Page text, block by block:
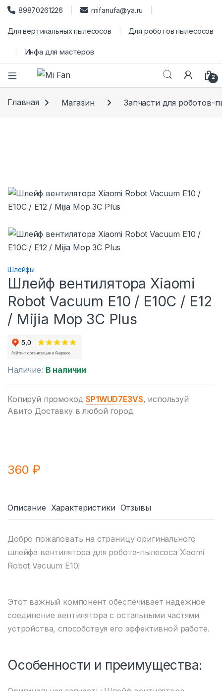
89870261226 mifanufa@ya.ru
Для вертикальных пылесосов Для роботов пылесосов
Инфа для мастеров
2
Главная Магазин Запчасти для роботов-
Шлейфы
Шлейф вентилятора Xiaomi
Robot Vacuum E10 / E10C / E12
/ Mijia Mop 3С Рlus
Наличие: В наличии
Копируй промокодSP1WUD7E3VS, используй
Авито Доставку в любой город
360₽
Описание Характеристики Отзывы
Добро пожаловать на страницу оригинального
шлейфа вентилятора для робота-пылесоса Xiaomi
Robot Vacuum E10!
Этот важный компонент обеспечивает надежное
соединение вентилятора с остальными частями
устройства, способствуя его эффективной работе.
Особенности и преимущества: